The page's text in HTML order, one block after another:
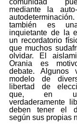
comunidad
mediante la
también es
inquietante de la
un recordatorio
que muchos
olvidar. El
Orania es
debate.
modelo de
libertad de
que, en
verdaderamente
deben tener el
según sus propias